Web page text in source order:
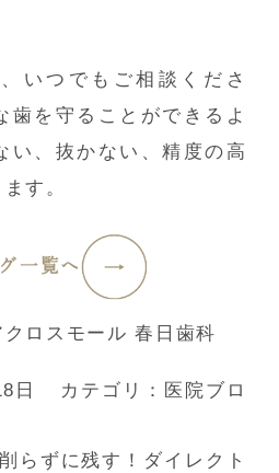
いつでもご相談くださ
歯を守ることができるよ
い、抜かない、精度の高
す。
一覧へ
ロスモール 春日歯科
日 カテゴリ：
医院ブロ
らずに残す！ダイレクト